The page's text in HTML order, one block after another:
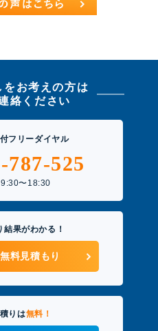
お考えの方は
絡ください
フリーダイヤル
787-525
〜18:30
結果がわかる！
料見積もり
りは無料！